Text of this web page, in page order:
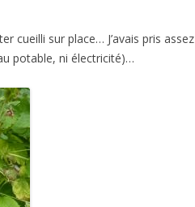
cueilli sur place… J’avais pris assez
potable, ni électricité)…